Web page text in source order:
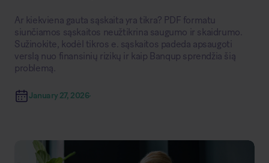
Ar kiekviena gauta sąskaita yra tikra? PDF formatu
siunčiamos sąskaitos neužtikrina saugumo ir skaidrumo.
Sužinokite, kodėl tikros e. sąskaitos padeda apsaugoti
verslą nuo finansinių rizikų ir kaip Banqup sprendžia šią
problemą.
January 27, 2026